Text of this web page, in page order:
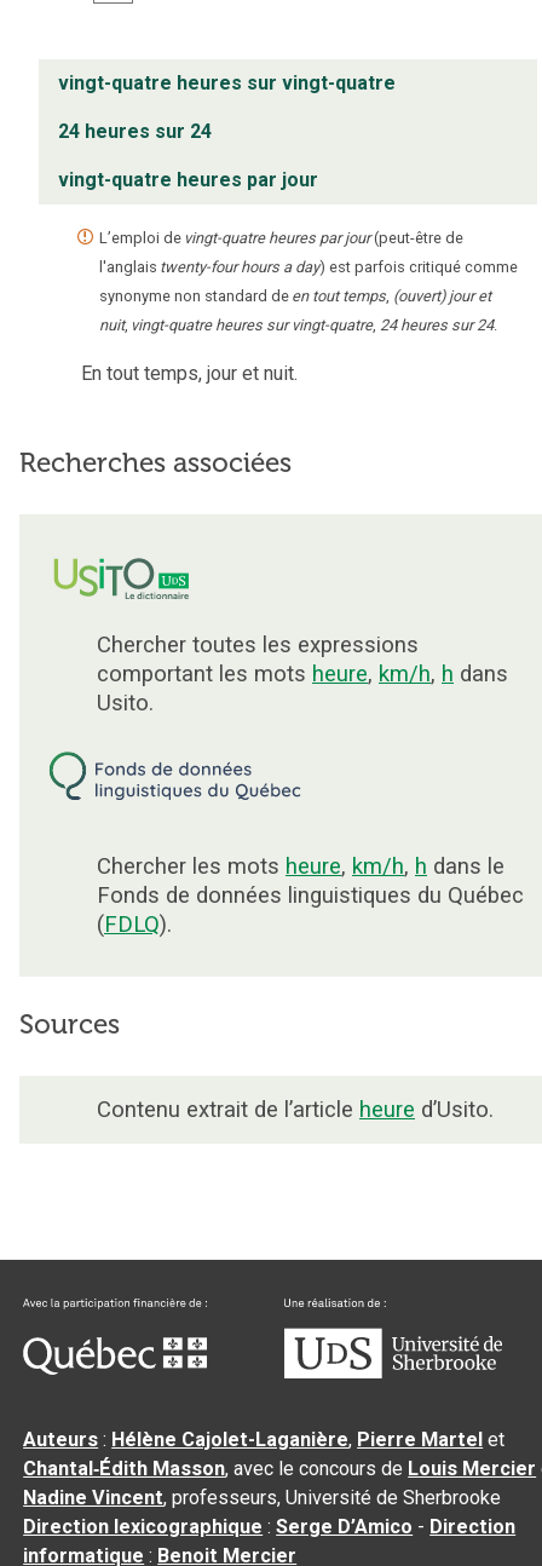
vingt-quatre heures sur vingt-quatre
24 heures sur 24
vingt-quatre heures par jour
L’emploi de vingt-quatre heures par jour(peut-être de
l'anglais twenty-four hours a day) est parfois critiqué comme
synonyme non standard de en tout temps, (ouvert) jour et
nuit, vingt-quatre heures sur vingt-quatre, 24 heures sur 24.
En tout temps, jour et nuit.
Recherches associées
Chercher toutes les expressions
comportant les mots heure, km/h, h dans
Usito.
Chercher les mots heure, km/h, h dans le
Fonds de données linguistiques du Québec
(FDLQ).
Sources
Contenu extrait de l’article heure d’Usito.
Auteurs : Hélène Cajolet-Laganière, Pierre Martel et
Chantal‑Édith Masson, avec le concours de Louis Mercier
Nadine Vincent, professeurs, Université de Sherbrooke
Direction lexicographique :Serge D’Amico - Direction
informatique : Benoit Mercier